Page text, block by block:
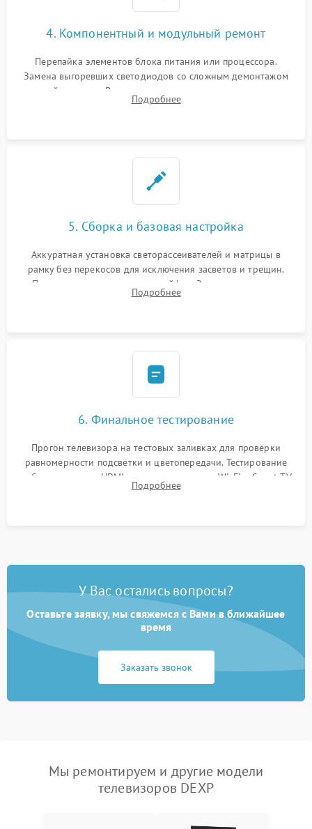
4. Компонентный и модульный ремонт
Перепайка элементов блока питания или процессора.
Замена выгоревших светодиодов со сложным демонтажом
хрупкой матрицы. Восстановление поврежденных дорожек,
прошивка микросхем памяти EEPROM
Подробнее
5. Сборка и базовая настройка
Аккуратная установка светорассеивателей и матрицы в
рамку без перекосов для исключения засветов и трещин.
Подключение внутренних шлейфов. Закрытие корпуса.
Сброс настроек и обновление программного обеспечения.
Подробнее
6. Финальное тестирование
Прогон телевизора на тестовых заливках для проверки
равномерности подсветки и цветопередачи. Тестирование
работы разъемов HDMI, динамиков, модуля Wi-Fi и Smart TV
в рабочем режиме в течение нескольких часов.
Подробнее
У Вас остались вопросы?
Оставьте заявку, мы свяжемся с Вами в ближайшее
время
Заказать звонок
Мы ремонтируем и другие модели
телевизоров DEXP